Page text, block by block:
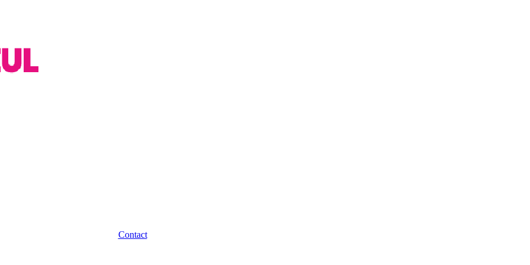
Contact